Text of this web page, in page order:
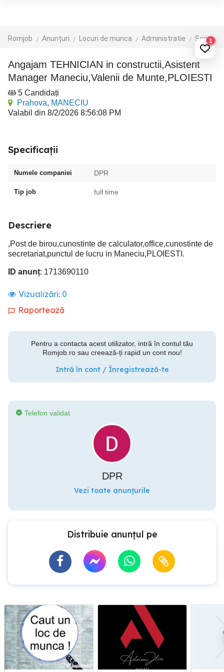
Romjob Anunțuri Locuri de munca Administratie Secretariat1
Angajam TEHNICIAN in constructii,Asistent
Manager Maneciu,Valenii de Munte,PLOIESTI
5 Candidați
Prahova, MANECIU
Valabil din 8/2/2026 8:56:08 PM
Specificații
Numele companiei DPR
Tip job full time
Descriere
,Post de birou,cunostinte de calculator,office,cunostinte de
secretariat,punctul de lucru in Maneciu,PLOIESTI.
ID anunț: 1713690110
Vizualizări: 0
Raportează
Pentru a contacta acest utilizator, intră în contul tău
Romjob.ro sau creează-ți rapid un cont nou!
Intră în cont / Înregistrează-te
Telefon validat
DPR
Vezi toate anunțurile
Distribuie anunțul pe